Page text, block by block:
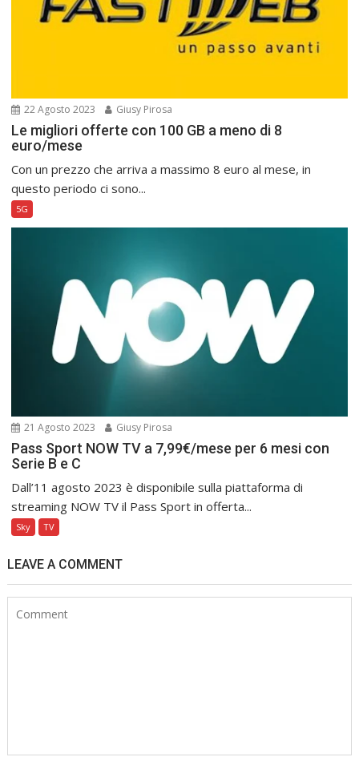
22 Agosto 2023 Giusy Pirosa
Le migliori offerte con 100 GB a meno di 8
euro/mese
Con un prezzo che arriva a massimo 8 euro al mese, in
questo periodo ci sono...
5G
21 Agosto 2023 Giusy Pirosa
Pass Sport NOW TV a 7,99€/mese per 6 mesi con
Serie B e C
Dall’11 agosto 2023 è disponibile sulla piattaforma di
streaming NOW TV il Pass Sport in offerta...
Sky TV
LEAVE A COMMENT